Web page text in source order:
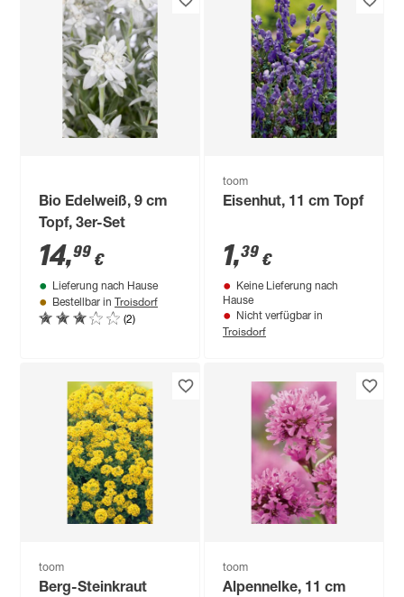
Bio Edelweiß, 9 cm
Topf, 3er-Set
14,99 €
Lieferung nach Hause
Bestellbar in Troisdorf
(2)
toom
Eisenhut, 11 cm Topf
1,39 €
Keine Lieferung nach
Hause
Nicht verfügbar in
Troisdorf
toom
Berg-Steinkraut
toom
Alpennelke, 11 cm